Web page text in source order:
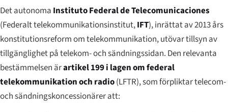
Det autonoma Instituto Federal de Telecomunicaciones
(Federalt telekommunikationsinstitut,IFT), inrättat av 2013 års
konstitutionsreform om telekommunikation, utövar tillsyn av
tillgänglighet på telekom- och sändningssidan. Den relevanta
bestämmelsen ärartikel 199 i lagen om federal
telekommunikation och radio(LFTR), som förpliktar telecom-
och sändningskoncessionärer att: